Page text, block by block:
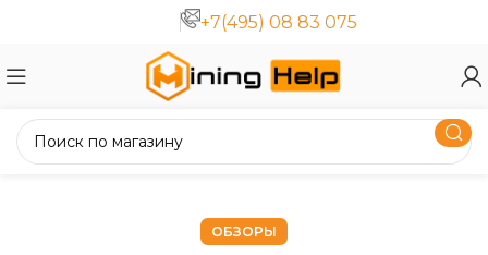
+7(495) 08 83 075
ОБЗОРЫ